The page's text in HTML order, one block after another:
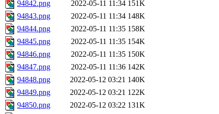
94842.png
2022-05-11 11:34 151K
94843.png
2022-05-11 11:34 148K
94844.png
2022-05-11 11:35 158K
94845.png
2022-05-11 11:35 154K
94846.png
2022-05-11 11:35 150K
94847.png
2022-05-11 11:36 142K
94848.png
2022-05-12 03:21 140K
94849.png
2022-05-12 03:21 122K
94850.png
2022-05-12 03:22 131K